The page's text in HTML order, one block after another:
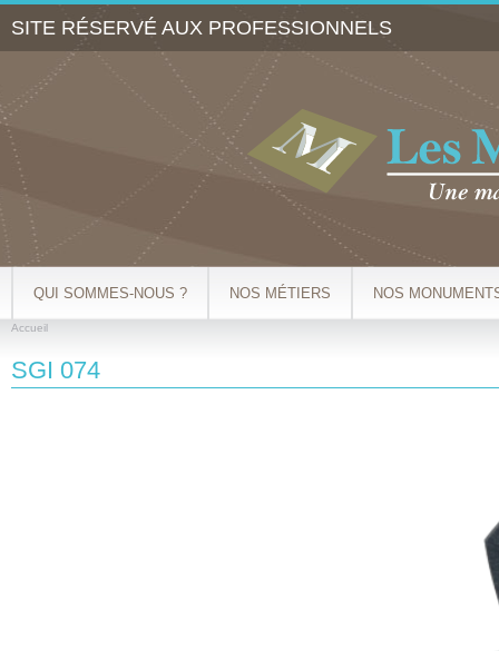
SITE RÉSERVÉ AUX PROFESSIONNELS
QUI SOMMES-NOUS ? NOS MÉTIERS NOS
Accueil
SGI 074